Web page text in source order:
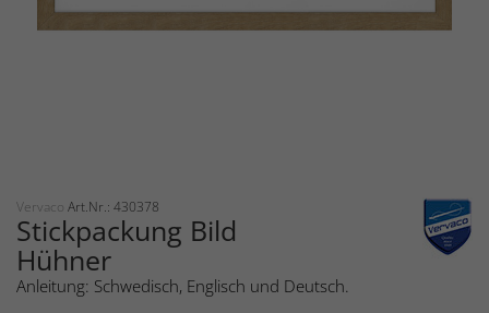
Vervaco Art.Nr.: 430378
Stickpackung Bild
Hühner
Anleitung: Schwedisch, Englisch und Deutsch.